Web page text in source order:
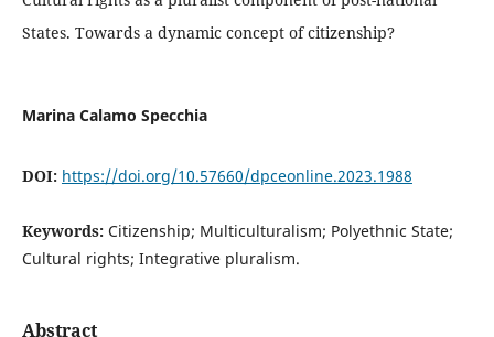
States. Towards a dynamic concept of citizenship?
Marina Calamo Specchia
DOI: https://doi.org/10.57660/dpceonline.2023.1988
Keywords: Citizenship; Multiculturalism; Polyethnic State;
Cultural rights; Integrative pluralism.
Abstract